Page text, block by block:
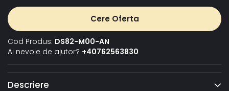
Cere Oferta
Cod Produs: DS82-M00-AN
Ai nevoie de ajutor? +40762563830
Descriere